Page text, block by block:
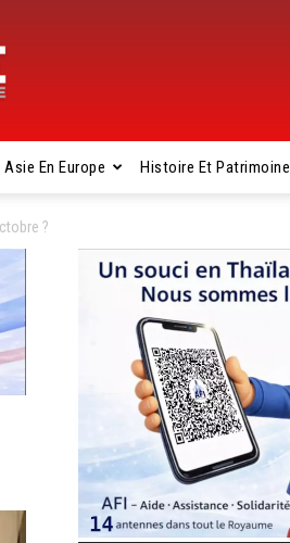
Asie En Europe Histoire Et Patrimoine
?